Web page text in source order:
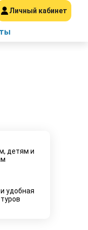
Личный кабинет
детям и
удобная
туров